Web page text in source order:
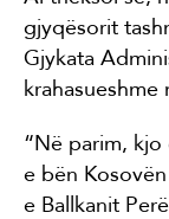
gjyqësorit
Gjykata
“Në parim,
e bën
e Ballkanit